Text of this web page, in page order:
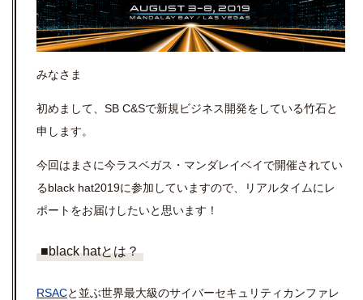
みなさま
初めまして、SB C&Sで新規ビジネス開発をしている竹石と
申します。
今回はまさに今ラスベガス・マンダレイベイで開催されてい
るblack hat2019に参加していますので、リアルタイムにレ
ポートをお届けしたいと思います！
■black hatとは？
RSACと並ぶ世界最大級のサイバーセキュリティカンファレ